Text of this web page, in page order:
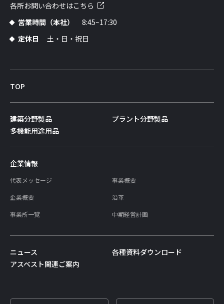
各所お問い合わせはこちら
営業時間（本社）
8:45~17:30
定休日
土・日・祝日
TOP
建築分野製品
プラント分野製品
多機能用途用品
企業情報
代表メッセージ
事業概要
企業概要
沿革
事業所一覧
中期経営計画
ニュース
各種資料ダウンロード
アスベスト関連ご案内